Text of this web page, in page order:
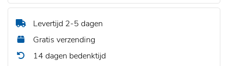
Levertijd 2-5 dagen
Gratis verzending
14 dagen bedenktijd